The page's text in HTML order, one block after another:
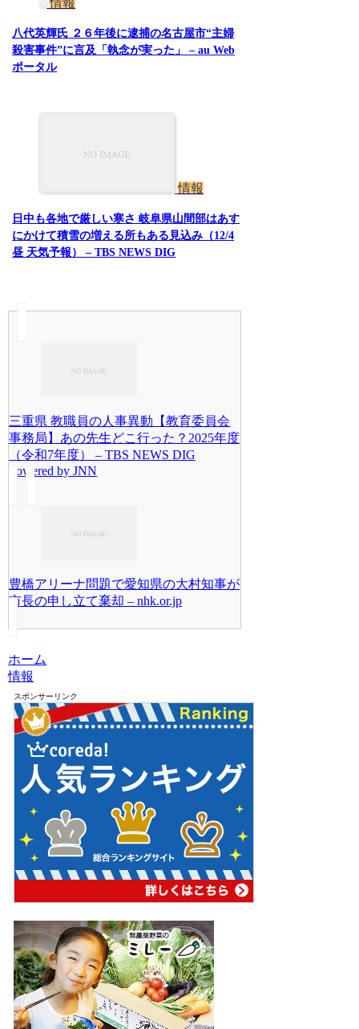
情報
八代英輝氏 ２６年後に逮捕の名古屋市“主婦
殺害事件”に言及「執念が実った」 – au Web
ポータル
情報
日中も各地で厳しい寒さ 岐阜県山間部はあす
にかけて積雪の増える所もある見込み（12/4
昼 天気予報） – TBS NEWS DIG
三重県 教職員の人事異動【教育委員会
事務局】あの先生どこ行った？2025年度
（令和7年度） – TBS NEWS DIG
Powered by JNN
豊橋アリーナ問題で愛知県の大村知事が
市長の申し立て棄却 – nhk.or.jp
ホーム
情報
スポンサーリンク